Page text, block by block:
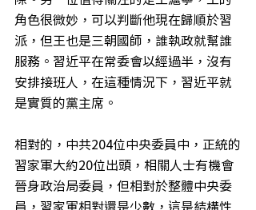
角色很微妙，可以判斷他現在歸順於習
派，但王也是三朝國師，誰執政就幫誰
服務。習近平在常委會以經過半，沒有
安排接班人，在這種情況下，習近平就
是實質的黨主席。
相對的，中共204位中央委員中，正統的
習家軍大約20位出頭，相關人士有機會
晉身政治局委員，但相對於整體中央委
員，習家軍相對還是少數，這是結構性